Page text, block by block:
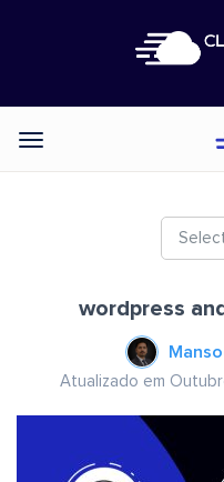
Categories
wordpress
Atualizado em